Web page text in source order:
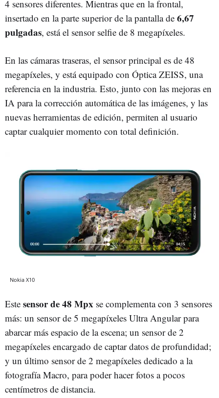
4 sensores diferentes. Mientras que en la frontal,
insertado en la parte superior de la pantalla de 6,67
pulgadas, está el sensor selfie de 8 megapíxeles.
En las cámaras traseras, el sensor principal es de 48
megapíxeles, y está equipado con Óptica ZEISS, una
referencia en la industria. Esto, junto con las mejoras en
IA para la corrección automática de las imágenes, y las
nuevas herramientas de edición, permiten al usuario
captar cualquier momento con total definición.
Nokia X10
Este sensor de 48 Mpx se complementa con 3 sensores
más: un sensor de 5 megapíxeles Ultra Angular para
abarcar más espacio de la escena; un sensor de 2
megapíxeles encargado de captar datos de profundidad;
y un último sensor de 2 megapíxeles dedicado a la
fotografía Macro, para poder hacer fotos a pocos
centímetros de distancia.